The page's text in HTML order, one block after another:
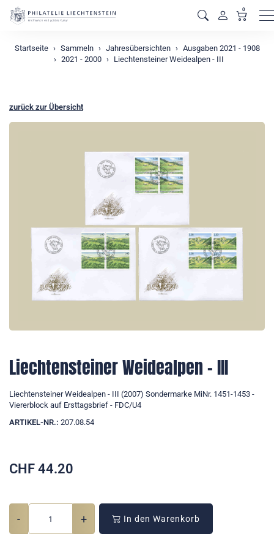
0
Startseite Sammeln Jahresübersichten
Ausgaben 2021 - 1908
2021 - 2000
Liechtensteiner Weidealpen - III
zurück zur Übersicht
Liechtensteiner Weidealpen - III
Liechtensteiner Weidealpen - III (2007) Sondermarke MiNr. 1451-1453 -
Viererblock auf Ersttagsbrief - FDC/U4
ARTIKEL-NR.: 207.08.54
CHF 44.20
- + In den Warenkorb